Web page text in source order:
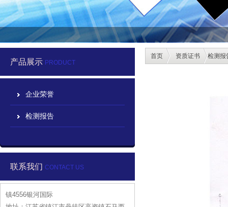
产品展示 PRODUCT
企业荣誉
检测报告
联系我们 CONTACT US
镇4556银河国际
首页 资质证书 检测报